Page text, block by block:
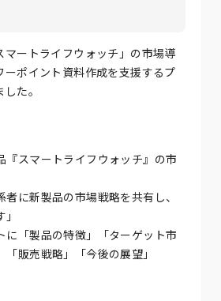
マートライフウォッチ」の市場導
ーポイント資料作成を支援するプ
た。
『スマートライフウォッチ』の市
者に新製品の市場戦略を共有し、
に「製品の特徴」「ターゲット市
販売戦略」「今後の展望」